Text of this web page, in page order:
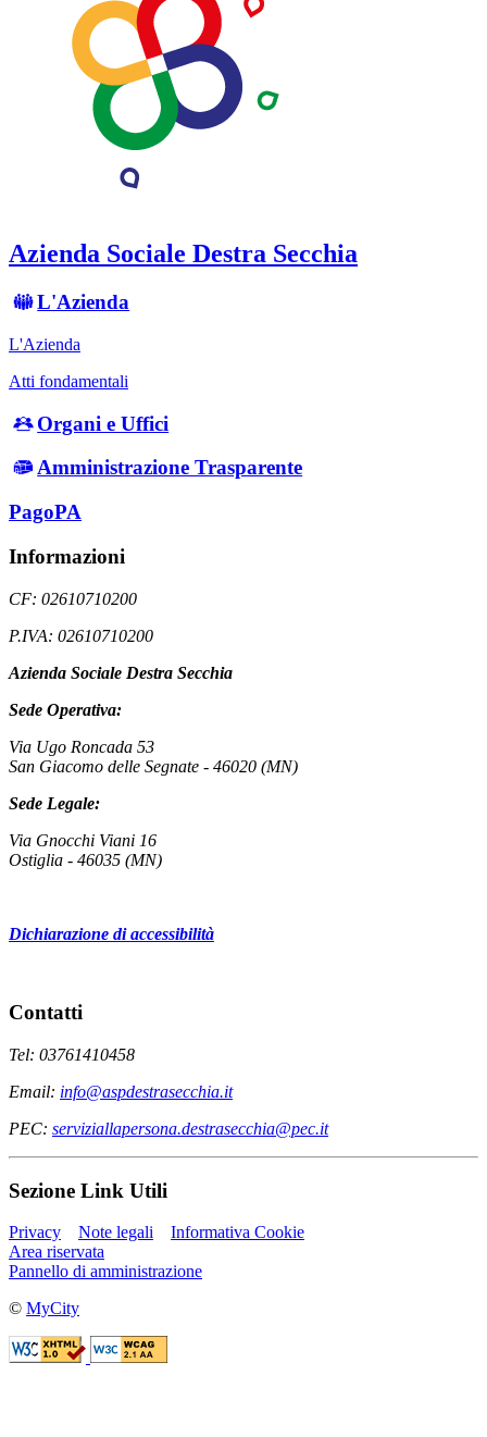
Azienda Sociale Destra Secchia
L'Azienda
L'Azienda
Atti fondamentali
Organi e Uffici
Amministrazione Trasparente
PagoPA
Informazioni
CF: 02610710200
P.IVA: 02610710200
Azienda Sociale Destra Secchia
Sede Operativa:
Via Ugo Roncada 53
San Giacomo delle Segnate - 46020 (MN)
Sede Legale:
Via Gnocchi Viani 16
Ostiglia - 46035 (MN)
Dichiarazione di accessibilità
Contatti
Tel: 03761410458
Email: info@aspdestrasecchia.it
PEC: serviziallapersona.destrasecchia@pec.it
Sezione Link Utili
Privacy Note legali
Informativa Cookie
Area riservata
Pannello di amministrazione
© MyCity